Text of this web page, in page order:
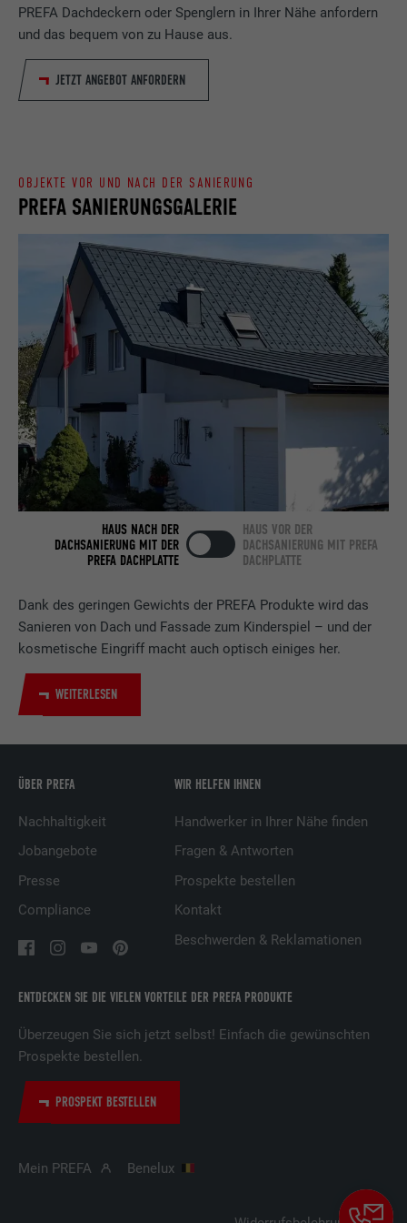
PREFA Dachdeckern oder Spenglern in Ihrer Nähe anfordern
und das bequem von zu Hause aus.
JETZT ANGEBOT ANFORDERN
Dank des geringen Gewichts der PREFA Produkte wird das
Sanieren von Dach und Fassade zum Kinderspiel – und der
kosmetische Eingriff macht auch optisch einiges her.
WEITERLESEN
PREFA SANIERUNGSGALERIE
OBJEKTE VOR UND NACH DER SANIERUNG
HAUS NACH DER
DACHSANIERUNG MIT DER
PREFA DACHPLATTE
HAUS VOR DER
DACHSANIERUNG MIT PREFA
DACHPLATTE
ENTDECKEN SIE DIE VIELEN VORTEILE DER PREFA PRODUKTE
Überzeugen Sie sich jetzt selbst! Einfach die gewünschten
Prospekte bestellen.
PROSPEKT BESTELLEN
ÜBER PREFA
Nachhaltigkeit
Jobangebote
Presse
Compliance
WIR HELFEN IHNEN
Handwerker in Ihrer Nähe finden
Fragen & Antworten
Prospekte bestellen
Kontakt
Beschwerden & Reklamationen
Mein PREFA Benelux
Name _gaexp
Anbieter Google Optimize
Laufzeit 90 Tage
erlaubt. Enthält keine
Identifikationsmerkmale.
Zweck
Speichert die vom Benutzer ausgewählte
Eingestellt von LinkedIn, wenn eine
Webseite ein eingebettetes "Folgen Sie
uns"-Fenster enthält.
Name bcookie
Anbieter
Laufzeit
Zweck
Verwendet vom Social-Networking-Dienst
LinkedIn für die Verfolgung der
Verwendung von eingebetteten
Anbieter LinkedIn
Verwendung von eingebetteten
Name UserMatchHistory
Laufzeit
Zweck
Wird verwendet, um Besucher auf
relevante Werbung basierend auf den
präsentieren.
Laufzeit 1 Tag
Verwendet vom Social-Networking-Dienst